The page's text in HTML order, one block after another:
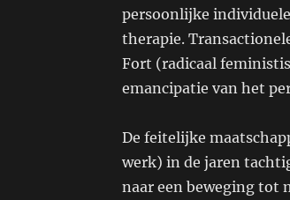
persoonlijke
therapie.
Fort (radicaal
emancipatie van het
De feitelijke
werk) in de jaren
naar een beweging tot